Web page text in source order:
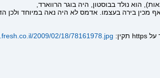
הוא נולד בבוסטון, היה בוגר הרווארד,
2009/02/18/78161978.jpg